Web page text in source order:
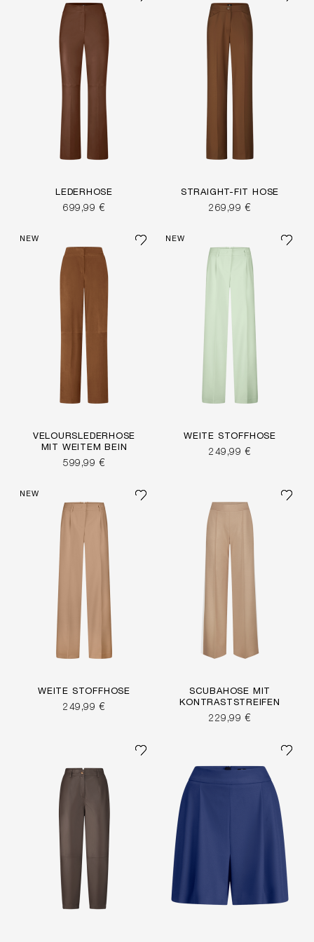
LEDERHOSE
699,99 €
STRAIGHT-FIT HOSE
269,99 €
NEW
VELOURSLEDERHOSE
MIT WEITEM BEIN
599,99 €
NEW
WEITE STOFFHOSE
249,99 €
NEW
WEITE STOFFHOSE
249,99 €
SCUBAHOSE MIT
KONTRASTSTREIFEN
229,99 €